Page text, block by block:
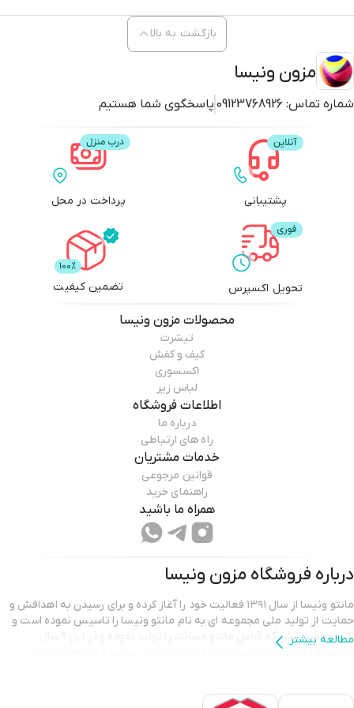
مزون ونیسا
شماره تماس: 09123768926 پاسخگوی شما هستیم
بازگشت به بالا
پشتیبانی پرداخت در محل
تحویل اکسپرس تضمین کیفیت
محصولات مزون ونیسا
تیشرت
کیف و کفش
اکسسوری
لباس زیر
اطلاعات فروشگاه
درباره ما
راه های ارتباطی
خدمات مشتریان
قوانین مرجوعی
راهنمای خرید
همراه ما باشید
درباره فروشگاه مزون ونیسا
مانتو ونیسا از سال ۱۳۹۱ فعالیت خود را آغاز کرده و برای رسیدن به اهدافش و
حمایت از تولید ملی مجموعه ای به نام مانتو ونیسا را تاسیس نموده است و
توانسته است رضایت بسیاری از خرید مردم را در سراسر کشور جلب نماید
مطالعه بیشتر